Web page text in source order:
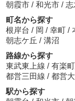
朝霞市 / 和光市 / 志
町名から探す
根岸台 / 岡 / 幸町 /
朝志ケ丘 / 溝沼
路線から探す
東武東上線 / 有楽
都営三田線 / 都営
駅から探す